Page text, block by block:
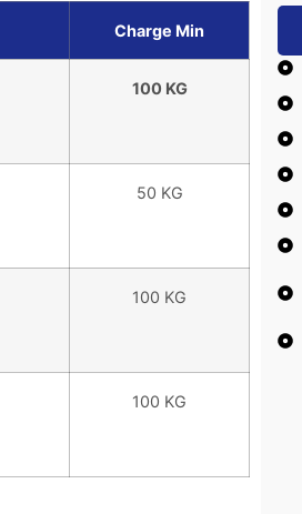
Charge Min
100 KG
50 KG
100 KG
100 KG